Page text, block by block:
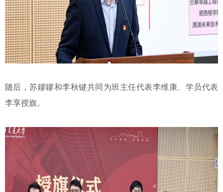
随后，苏鏐鏐和李秋键共同为班主任代表李维康、学员代表
李享授旗。